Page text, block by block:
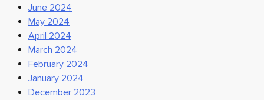
June 2024
May 2024
April 2024
March 2024
February 2024
January 2024
December 2023